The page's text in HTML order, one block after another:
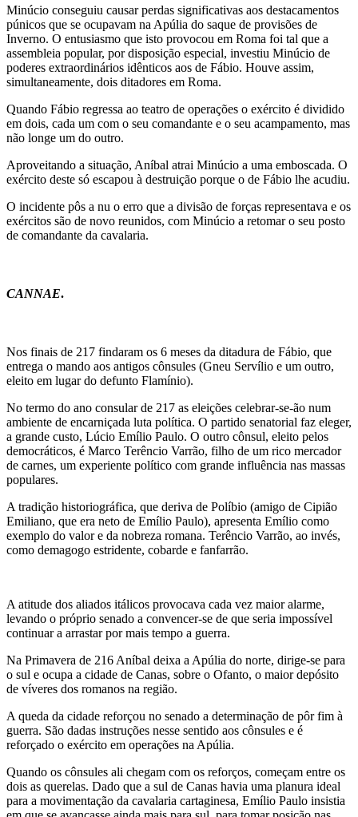
Minúcio conseguiu causar perdas significativas aos destacamentos
púnicos que se ocupavam na Apúlia do saque de provisões de
Inverno. O entusiasmo que isto provocou em Roma foi tal que a
assembleia popular, por disposição especial, investiu Minúcio de
poderes extraordinários idênticos aos de Fábio. Houve assim,
simultaneamente, dois ditadores em Roma.
Quando Fábio regressa ao teatro de operações o exército é dividido
em dois, cada um com o seu comandante e o seu acampamento, mas
não longe um do outro.
Aproveitando a situação, Aníbal atrai Minúcio a uma emboscada. O
exército deste só escapou à destruição porque o de Fábio lhe acudiu.
O incidente pôs a nu o erro que a divisão de forças representava e os
exércitos são de novo reunidos, com Minúcio a retomar o seu posto
de comandante da cavalaria.
CANNAE.
Nos finais de 217 findaram os 6 meses da ditadura de Fábio, que
entrega o mando aos antigos cônsules (Gneu Servílio e um outro,
eleito em lugar do defunto Flamínio).
No termo do ano consular de 217 as eleições celebrar-se-ão num
ambiente de encarniçada luta política. O partido senatorial faz eleger,
a grande custo, Lúcio Emílio Paulo. O outro cônsul, eleito pelos
democráticos, é Marco Terêncio Varrão, filho de um rico mercador
de carnes, um experiente político com grande influência nas massas
populares.
A tradição historiográfica, que deriva de Políbio (amigo de Cipião
Emiliano, que era neto de Emílio Paulo), apresenta Emílio como
exemplo do valor e da nobreza romana. Terêncio Varrão, ao invés,
como demagogo estridente, cobarde e fanfarrão.
A atitude dos aliados itálicos provocava cada vez maior alarme,
levando o próprio senado a convencer-se de que seria impossível
continuar a arrastar por mais tempo a guerra.
Na Primavera de 216 Aníbal deixa a Apúlia do norte, dirige-se para
o sul e ocupa a cidade de Canas, sobre o Ofanto, o maior depósito
de víveres dos romanos na região.
A queda da cidade reforçou no senado a determinação de pôr fim à
guerra. São dadas instruções nesse sentido aos cônsules e é
reforçado o exército em operações na Apúlia.
Quando os cônsules ali chegam com os reforços, começam entre os
dois as querelas. Dado que a sul de Canas havia uma planura ideal
para a movimentação da cavalaria cartaginesa, Emílio Paulo insistia